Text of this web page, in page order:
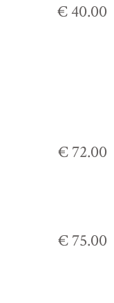
€ 40.00
€ 72.00
€ 75.00